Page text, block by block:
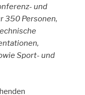
und
350 Personen,
Sport- und